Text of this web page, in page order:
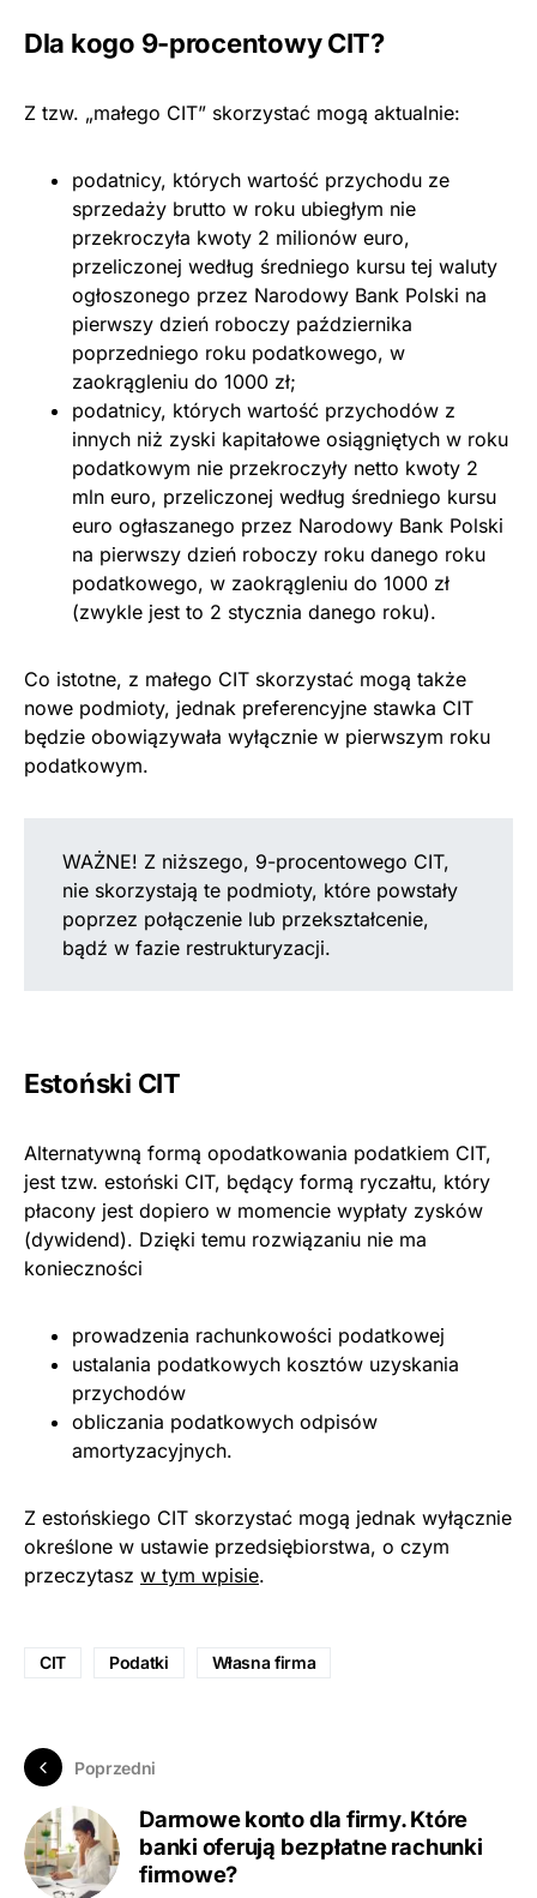
Dla kogo 9-procentowy CIT?
Z tzw. „małego CIT” skorzystać mogą aktualnie:
podatnicy, których wartość przychodu ze
sprzedaży brutto w roku ubiegłym nie
przekroczyła kwoty 2 milionów euro,
przeliczonej według średniego kursu tej waluty
ogłoszonego przez Narodowy Bank Polski na
pierwszy dzień roboczy października
poprzedniego roku podatkowego, w
zaokrągleniu do 1000 zł;
podatnicy, których wartość przychodów z
innych niż zyski kapitałowe osiągniętych w roku
podatkowym nie przekroczyły netto kwoty 2
mln euro, przeliczonej według średniego kursu
euro ogłaszanego przez Narodowy Bank Polski
na pierwszy dzień roboczy roku danego roku
podatkowego, w zaokrągleniu do 1000 zł
(zwykle jest to 2 stycznia danego roku).
Co istotne, z małego CIT skorzystać mogą także
nowe podmioty, jednak preferencyjne stawka CIT
będzie obowiązywała wyłącznie w pierwszym roku
podatkowym.
WAŻNE! Z niższego, 9-procentowego CIT,
nie skorzystają te podmioty, które powstały
poprzez połączenie lub przekształcenie,
bądź w fazie restrukturyzacji.
Estoński CIT
Alternatywną formą opodatkowania podatkiem CIT,
jest tzw. estoński CIT, będący formą ryczałtu, który
płacony jest dopiero w momencie wypłaty zysków
(dywidend). Dzięki temu rozwiązaniu nie ma
konieczności
prowadzenia rachunkowości podatkowej
ustalania podatkowych kosztów uzyskania
przychodów
obliczania podatkowych odpisów
amortyzacyjnych.
Z estońskiego CIT skorzystać mogą jednak wyłącznie
określone w ustawie przedsiębiorstwa, o czym
przeczytasz w tym wpisie.
CIT Podatki Własna firma
Poprzedni
Darmowe konto dla firmy. Które
banki oferują bezpłatne rachunki
firmowe?